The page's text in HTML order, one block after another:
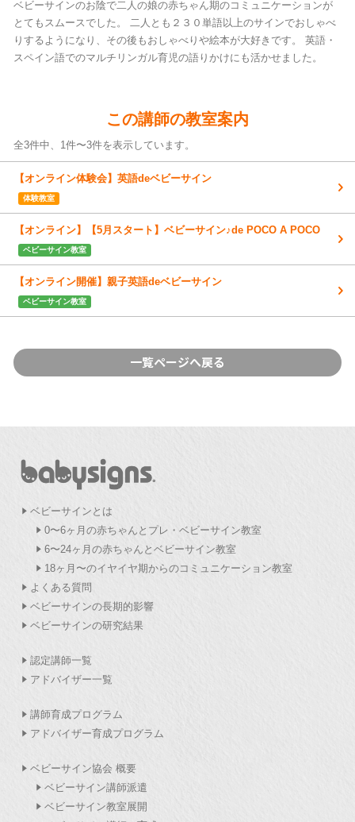
ベビーサインのお陰で二人の娘の赤ちゃん期のコミュニケーションが
とてもスムースでした。 二人とも２３０単語以上のサインでおしゃべ
りするようになり、その後もおしゃべりや絵本が大好きです。 英語・
スペイン語でのマルチリンガル育児の語りかけにも活かせました。
この講師の教室案内
全3件中、1件〜3件を表示しています。
【オンライン体験会】英語deベビーサイン
体験教室
【オンライン】【5月スタート】ベビーサイン♪de POCO A POCO
ベビーサイン教室
【オンライン開催】親子英語deベビーサイン
ベビーサイン教室
一覧ページへ戻る
ベビーサインとは
0〜6ヶ月の赤ちゃんとプレ・ベビーサイン教室
6〜24ヶ月の赤ちゃんとベビーサイン教室
18ヶ月〜のイヤイヤ期からのコミュニケーション教室
よくある質問
ベビーサインの長期的影響
ベビーサインの研究結果
認定講師一覧
アドバイザー一覧
講師育成プログラム
アドバイザー育成プログラム
ベビーサイン協会 概要
ベビーサイン講師派遣
ベビーサイン教室展開